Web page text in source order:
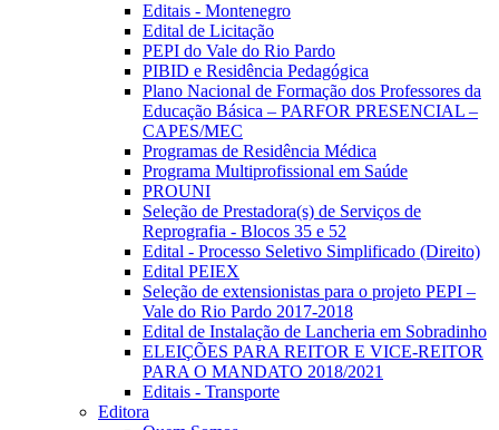
Editais - Montenegro
Edital de Licitação
PEPI do Vale do Rio Pardo
PIBID e Residência Pedagógica
Plano Nacional de Formação dos Professores da
Educação Básica – PARFOR PRESENCIAL –
CAPES/MEC
Programas de Residência Médica
Programa Multiprofissional em Saúde
PROUNI
Seleção de Prestadora(s) de Serviços de
Reprografia - Blocos 35 e 52
Edital - Processo Seletivo Simplificado (Direito)
Edital PEIEX
Seleção de extensionistas para o projeto PEPI –
Vale do Rio Pardo 2017-2018
Edital de Instalação de Lancheria em Sobradinho
ELEIÇÕES PARA REITOR E VICE-REITOR
PARA O MANDATO 2018/2021
Editais - Transporte
Editora